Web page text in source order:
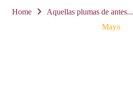
Home Aquellas plumas de antes...
Mayo